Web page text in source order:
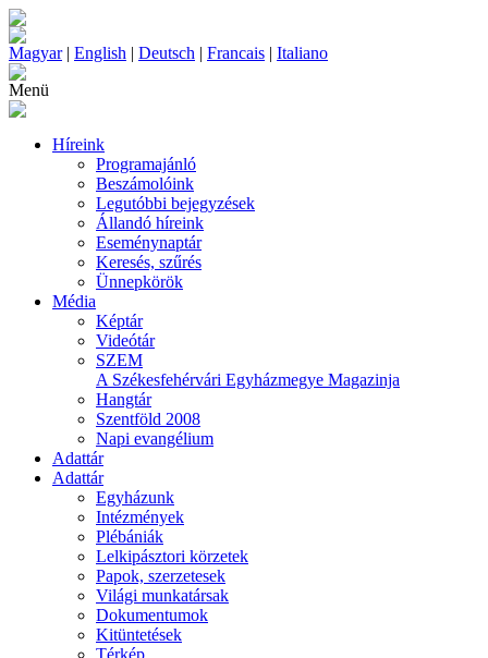
Magyar| English | Deutsch | Francais | Italiano
Menü
Híreink
Programajánló
Beszámolóink
Legutóbbi bejegyzések
Állandó híreink
Eseménynaptár
Keresés, szűrés
Ünnepkörök
Média
Képtár
Videótár
SZEM
A Székesfehérvári Egyházmegye Magazinja
Hangtár
Szentföld 2008
Napi evangélium
Adattár
Adattár
Egyházunk
Intézmények
Plébániák
Lelkipásztori körzetek
Papok, szerzetesek
Világi munkatársak
Dokumentumok
Kitüntetések
Térkép